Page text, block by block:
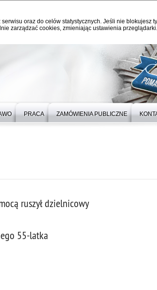
oraz do celów statystycznych. Jeśli nie blokujesz
zarządzać cookies, zmieniając ustawienia
PRACA ZAMÓWIENIA PUBLICZNE
ruszył dzielnicowy
55-latka